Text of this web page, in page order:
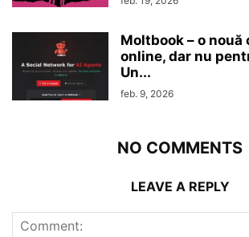
Moltbook – o
online, dar nu
Un...
feb. 9, 2026
NO COMMENTS
LEAVE A REPLY